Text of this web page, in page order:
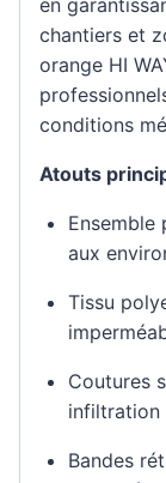
en
chantiers et
orange HI
conditions
Atouts
Ensemble
aux
Tissu
Coutures
infiltration
Bandes